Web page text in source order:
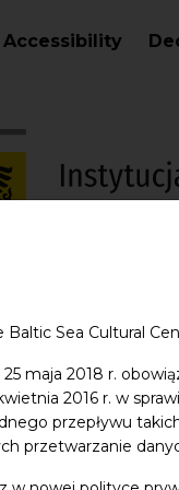
Sea Cultural
maja 2018 r.
2016 r. w
przepływu
przetwarzanie
Accessibility
Education